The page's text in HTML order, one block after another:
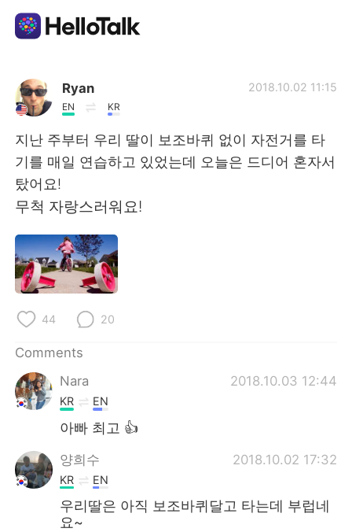
Language Exchange App
AI Grammar Checker
English
简体中文
Español
Français
日本語
Русский
Indonesia
Türkçe
Português
Ryan
EN KR
2018.10.02 11:15
지난 주부터 우리 딸이 보조바퀴 없이 자전거를 타
기를 매일 연습하고 있었는데 오늘은 드디어 혼자서
탔어요!
무척 자랑스러워요!
44 20
Comments
Nara
2018.10.03 12:44
KR EN
아빠 최고 👍
양희수 2018.10.02 17:32
KR EN
우리딸은 아직 보조바퀴달고 타는데 부럽네
요~